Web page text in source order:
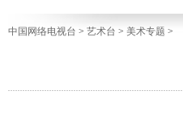
中国网络电视台 > 艺术台 > 美术专题 >